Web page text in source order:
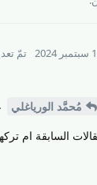
تمّ
مُحمَّد الورياغلي .
السابقة ام